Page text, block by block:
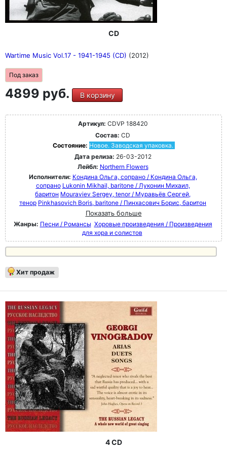
CD
Wartime Music Vol.17 - 1941-1945 (CD) (2012)
Под заказ
4899 руб. В корзину
Артикул: CDVP 188420
Состав: CD
Состояние: Новое. Заводская упаковка.
Дата релиза: 26-03-2012
Лейбл: Northern Flowers
Исполнители: Кондина Ольга, сопрано / Кондина Ольга,
сопрано Lukonin Mikhail, baritone / Луконин Михаил,
баритон Mouraviev Sergey, tenor / Муравьёв Сергей,
тенор Pinkhasovich Boris, baritone / Пинхасович Борис, баритон
Показать больше
Жанры: Песни / Романсы Хоровые произведения / Произведения
для хора и солистов
Хит продаж
4 CD